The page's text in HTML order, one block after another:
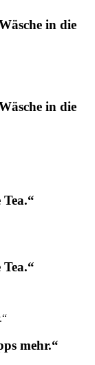
in die
in die
mehr.“